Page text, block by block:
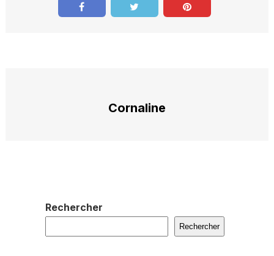
Cornaline
Rechercher
Rechercher